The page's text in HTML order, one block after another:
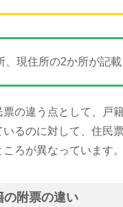
、現住所の2か所が記
の違う点として、戸
いるのに対して、住民
ろが異なっています。
の附票の違い